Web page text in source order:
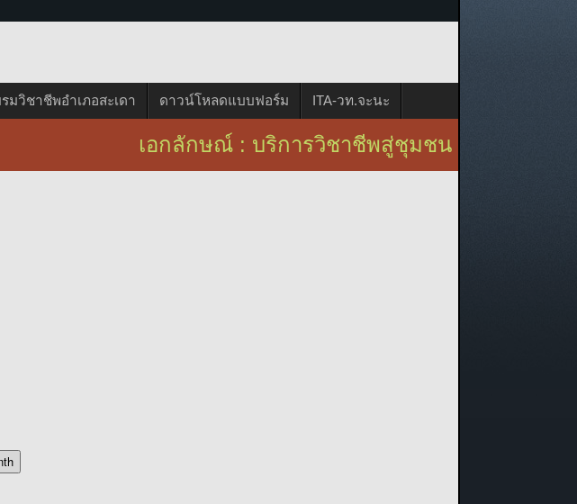
มวิชาชีพอำเภอสะเดา ดาวน์โหลดแบบฟอร์ม ITA-วท.จะนะ
เอกลักษณ์ : บริการวิชาชีพสู่ชุมชน